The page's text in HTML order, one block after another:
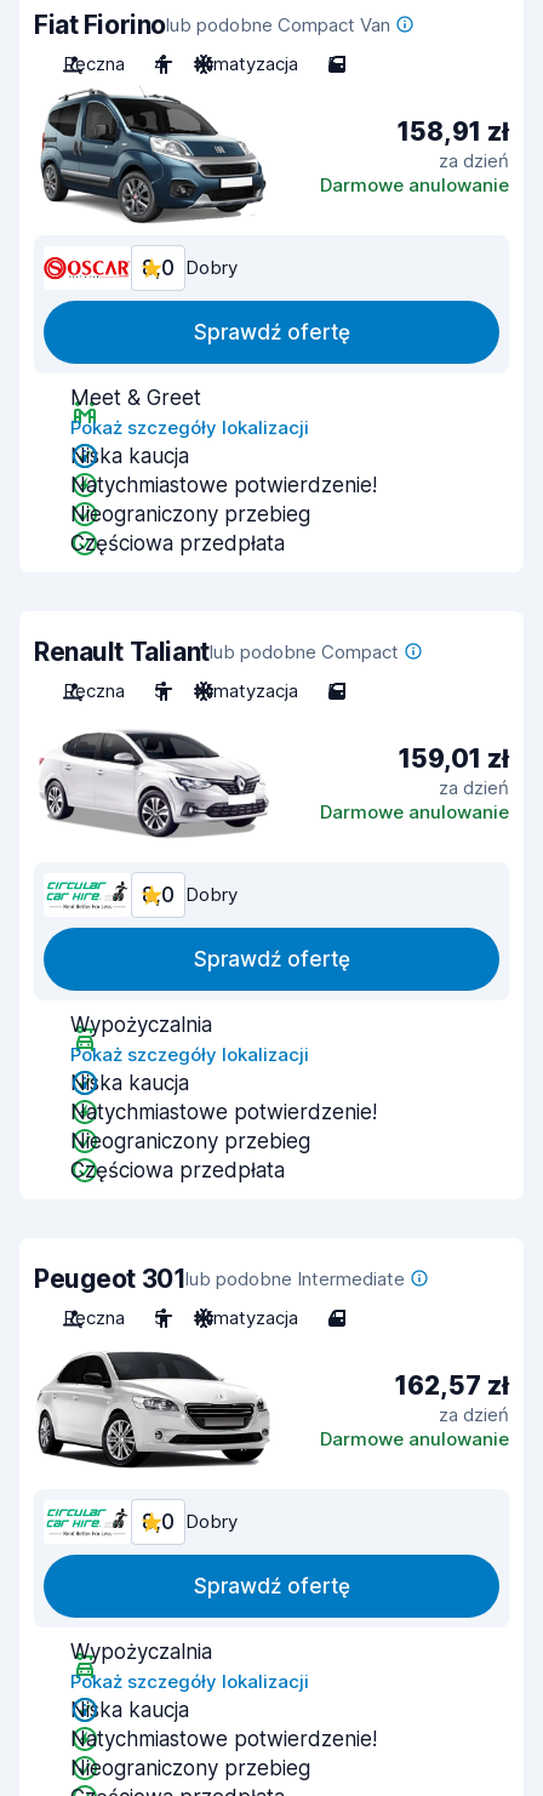
Fiat Fiorinolub podobne Compact Van
Ręczna
4 Klimatyzacja 5
158,91 zł
za dzień
Darmowe anulowanie
8,0 Dobry
Sprawdź ofertę
Meet & Greet
Pokaż szczegóły lokalizacji
Niska kaucja
Natychmiastowe potwierdzenie!
Nieograniczony przebieg
Częściowa przedpłata
Renault Taliantlub podobne Compact
Ręczna
5 Klimatyzacja 5
159,01 zł
za dzień
Darmowe anulowanie
8,0 Dobry
Sprawdź ofertę
Wypożyczalnia
Pokaż szczegóły lokalizacji
Niska kaucja
Natychmiastowe potwierdzenie!
Nieograniczony przebieg
Częściowa przedpłata
Peugeot 301lub podobne Intermediate
Ręczna
5 Klimatyzacja 4
162,57 zł
za dzień
Darmowe anulowanie
8,0 Dobry
Sprawdź ofertę
Wypożyczalnia
Pokaż szczegóły lokalizacji
Niska kaucja
Natychmiastowe potwierdzenie!
Nieograniczony przebieg